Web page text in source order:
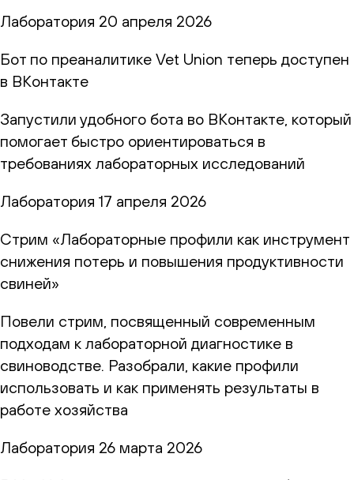
Лаборатория 20 апреля 2026
Бот по преаналитике Vet Union теперь доступен
в ВКонтакте
Запустили удобного бота во ВКонтакте, который
помогает быстро ориентироваться в
требованиях лабораторных исследований
Лаборатория 17 апреля 2026
Стрим «Лабораторные профили как инструмент
снижения потерь и повышения продуктивности
свиней»
Повели стрим, посвященный современным
подходам к лабораторной диагностике в
свиноводстве. Разобрали, какие профили
использовать и как применять результаты в
работе хозяйства
Лаборатория 26 марта 2026